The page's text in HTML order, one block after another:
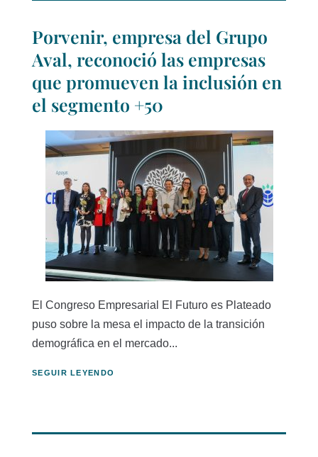
Porvenir, empresa del Grupo
Aval, reconoció las empresas
que promueven la inclusión en
el segmento +50
El Congreso Empresarial El Futuro es Plateado
puso sobre la mesa el impacto de la transición
demográfica en el mercado...
SEGUIR LEYENDO